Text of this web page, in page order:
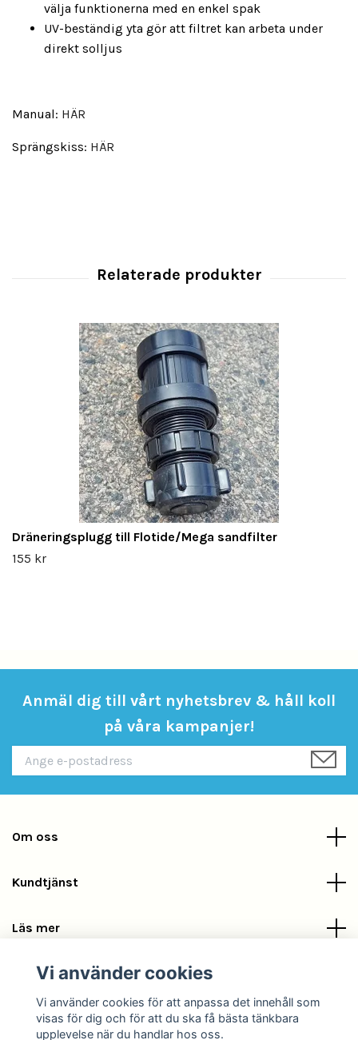
välja funktionerna med en enkel spak
UV-beständig yta gör att filtret kan arbeta under
direkt solljus
Manual: HÄR
Sprängskiss: HÄR
Dräneringsplugg till Flotide/Mega sandfilter
155 kr
Anmäl dig till vårt nyhetsbrev & håll koll
på våra kampanjer!
Om oss
Kundtjänst
Läs mer
Sociala medier
Vi använder cookies
Vi använder cookies för att anpassa det innehåll som
visas för dig och för att du ska få bästa tänkbara
upplevelse när du handlar hos oss.